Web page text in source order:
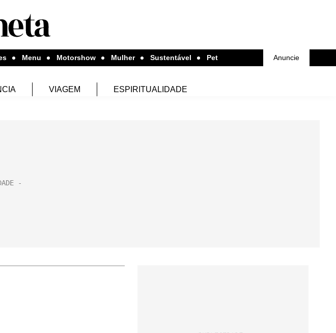
Menu Motorshow Mulher Sustentável Pet Anuncie
VIAGEM ESPIRITUALIDADE